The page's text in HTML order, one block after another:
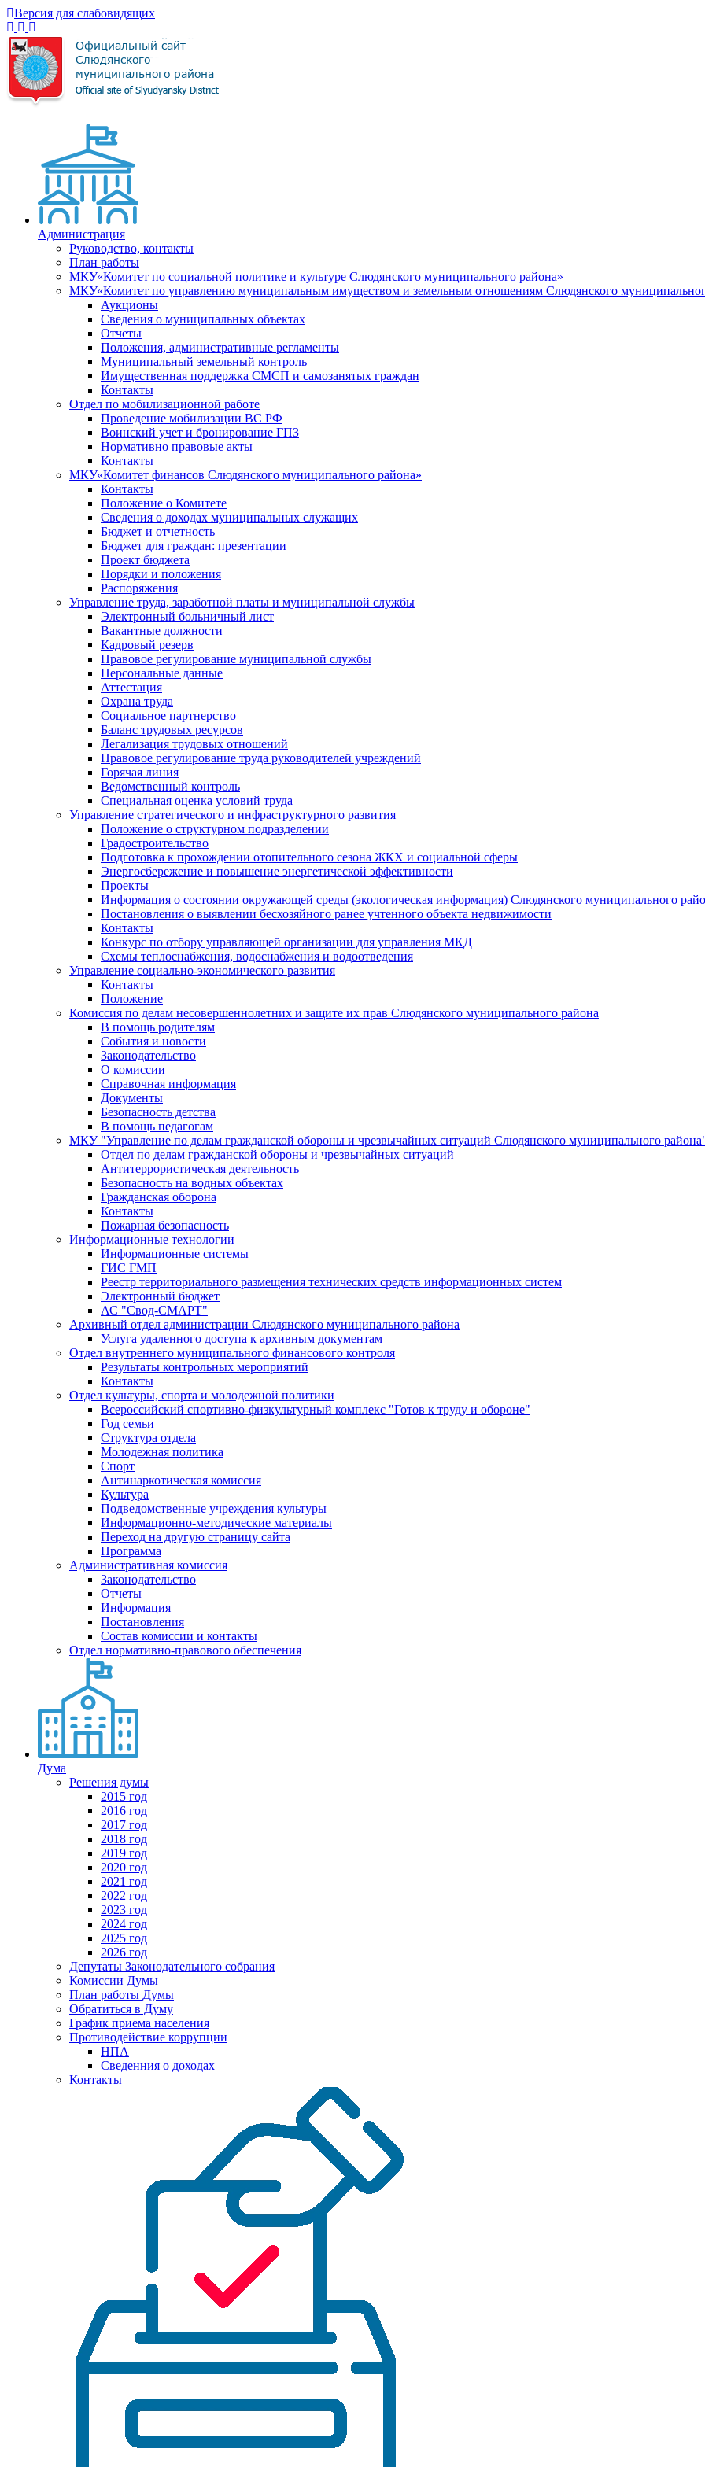
Версия для слабовидящих
Администрация
Руководство, контакты
План работы
МКУ«Комитет по социальной политике и культуре Слюдянского муниципального района»
МКУ«Комитет по управлению муниципальным имуществом и земельным отношениям Слюдянского
Аукционы
Сведения о муниципальных объектах
Отчеты
Положения, административные регламенты
Муниципальный земельный контроль
Имущественная поддержка СМСП и самозанятых граждан
Контакты
Отдел по мобилизационной работе
Проведение мобилизации ВС РФ
Воинский учет и бронирование ГПЗ
Нормативно правовые акты
Контакты
МКУ«Комитет финансов Слюдянского муниципального района»
Контакты
Положение о Комитете
Сведения о доходах муниципальных служащих
Бюджет и отчетность
Бюджет для граждан: презентации
Проект бюджета
Порядки и положения
Распоряжения
Управление труда, заработной платы и муниципальной службы
Электронный больничный лист
Вакантные должности
Кадровый резерв
Правовое регулирование муниципальной службы
Персональные данные
Аттестация
Охрана труда
Социальное партнерство
Баланс трудовых ресурсов
Легализация трудовых отношений
Правовое регулирование труда руководителей учреждений
Горячая линия
Ведомственный контроль
Специальная оценка условий труда
Управление стратегического и инфраструктурного развития
Положение о структурном подразделении
Градостроительство
Подготовка к прохождении отопительного сезона ЖКХ и социальной сферы
Энергосбережение и повышение энергетической эффективности
Проекты
Информация о состоянии окружающей среды (экологическая информация) Слюдянского муниципального
Постановления о выявлении бесхозяйного ранее учтенного объекта недвижимости
Контакты
Конкурс по отбору управляющей организации для управления МКД
Схемы теплоснабжения, водоснабжения и водоотведения
Управление социально-экономического развития
Контакты
Положение
Комиссия по делам несовершеннолетних и защите их прав Слюдянского муниципального района
В помощь родителям
События и новости
Законодательство
О комиссии
Справочная информация
Документы
Безопасность детства
В помощь педагогам
МКУ "Управление по делам гражданской обороны и чрезвычайных ситуаций Слюдянского муниципального
Отдел по делам гражданской обороны и чрезвычайных ситуаций
Антитеррористическая деятельность
Безопасность на водных объектах
Гражданская оборона
Контакты
Пожарная безопасность
Информационные технологии
Информационные системы
ГИС ГМП
Реестр территориального размещения технических средств информационных систем
Электронный бюджет
АС "Свод-СМАРТ"
Архивный отдел администрации Слюдянского муниципального района
Услуга удаленного доступа к архивным документам
Отдел внутреннего муниципального финансового контроля
Результаты контрольных мероприятий
Контакты
Отдел культуры, спорта и молодежной политики
Всероссийский спортивно-физкультурный комплекс "Готов к труду и обороне"
Год семьи
Структура отдела
Молодежная политика
Спорт
Антинаркотическая комиссия
Культура
Подведомственные учреждения культуры
Информационно-методические материалы
Переход на другую страницу сайта
Программа
Административная комиссия
Законодательство
Отчеты
Информация
Постановления
Состав комиссии и контакты
Отдел нормативно-правового обеспечения
Дума
Решения думы
2015 год
2016 год
2017 год
2018 год
2019 год
2020 год
2021 год
2022 год
2023 год
2024 год
2025 год
2026 год
Депутаты Законодательного собрания
Комиссии Думы
План работы Думы
Обратиться в Думу
График приема населения
Противодействие коррупции
НПА
Сведенния о доходах
Контакты